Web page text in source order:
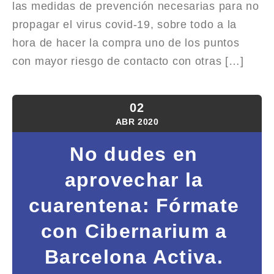
las medidas de prevención necesarias para no
propagar el virus covid-19, sobre todo a la
hora de hacer la compra uno de los puntos
con mayor riesgo de contacto con otras […]
02
ABR 2020
No dudes en
aprovechar la
cuarentena: Fórmate
con Cibernarium a
Barcelona Activa.